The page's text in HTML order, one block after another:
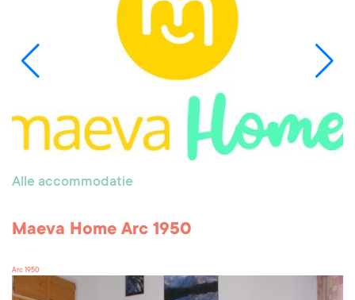
Alle accommodatie
Maeva Home Arc 1950
Arc 1950